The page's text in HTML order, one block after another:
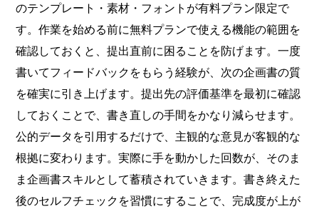
のテンプレート・素材・フォントが有料プラン限定で
す。作業を始める前に無料プランで使える機能の範囲を
確認しておくと、提出直前に困ることを防げます。一度
書いてフィードバックをもらう経験が、次の企画書の質
を確実に引き上げます。提出先の評価基準を最初に確認
しておくことで、書き直しの手間をかなり減らせます。
公的データを引用するだけで、主観的な意見が客観的な
根拠に変わります。実際に手を動かした回数が、そのま
ま企画書スキルとして蓄積されていきます。書き終えた
後のセルフチェックを習慣にすることで、完成度が上が